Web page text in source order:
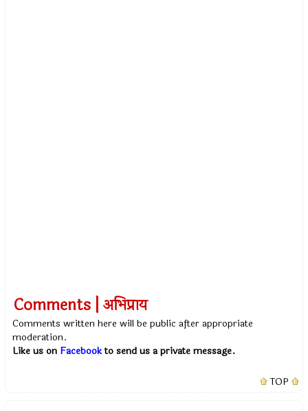
Comments | अभिप्राय
Comments written here will be public after appropriate
moderation.
Like us on Facebookto send us a private message.
TOP